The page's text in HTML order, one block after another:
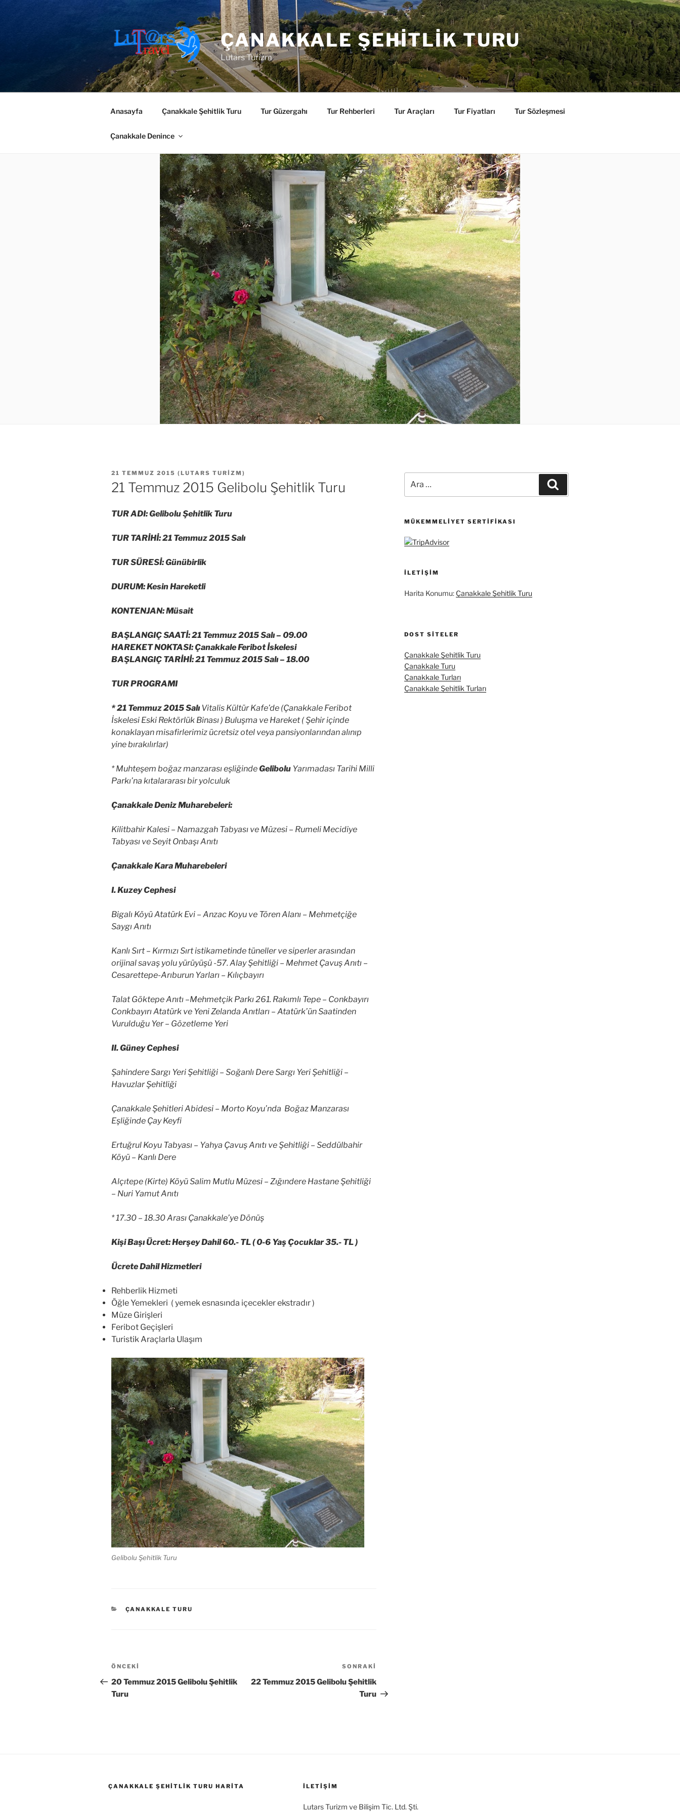
ÇANAKKALE ŞEHITLIK TURU
Lutars Turizm
Anasayfa Çanakkale Şehitlik Turu Tur Güzergahı Tur Rehberleri Tur Araçları Tur Fiyatları Tur Sözleşmesi
Çanakkale Denince
YAYIM
TARIHI
21 TEMMUZ 2015 ( LUTARS TURIZM )
21 Temmuz 2015 Gelibolu Şehitlik Turu
TUR ADI: Gelibolu Şehitlik Turu
TUR TARİHİ: 21 Temmuz 2015 Salı
TUR SÜRESİ: Günübirlik
DURUM: Kesin Hareketli
KONTENJAN: Müsait
BAŞLANGIÇ SAATİ: 21 Temmuz 2015 Salı – 09.00
HAREKET NOKTASI: Çanakkale Feribot İskelesi
BAŞLANGIÇ TARİHİ: 21 Temmuz 2015 Salı – 18.00
TUR PROGRAMI
* 21 Temmuz 2015 Salı Vitalis Kültür Kafe’de (Çanakkale Feribot
İskelesi Eski Rektörlük Binası ) Buluşma ve Hareket ( Şehir içinde
konaklayan misafirlerimiz ücretsiz otel veya pansiyonlarından alınıp
yine bırakılırlar)
* Muhteşem boğaz manzarası eşliğindeGelibolu Yarımadası Tarihi Milli
Parkı’na kıtalararası bir yolculuk
Çanakkale Deniz Muharebeleri:
Kilitbahir Kalesi – Namazgah Tabyası ve Müzesi – Rumeli Mecidiye
Tabyası ve Seyit Onbaşı Anıtı
Çanakkale Kara Muharebeleri
I. Kuzey Cephesi
Bigalı Köyü Atatürk Evi – Anzac Koyu ve Tören Alanı – Mehmetçiğe
Saygı Anıtı
Kanlı Sırt – Kırmızı Sırt istikametinde tüneller ve siperler arasından
orijinal savaş yolu yürüyüşü -57. Alay Şehitliği – Mehmet Çavuş Anıtı –
Cesarettepe-Arıburun Yarları – Kılıçbayırı
Talat Göktepe Anıtı –Mehmetçik Parkı 261. Rakımlı Tepe – Conkbayırı
Conkbayırı Atatürk ve Yeni Zelanda Anıtları – Atatürk’ün Saatinden
Vurulduğu Yer – Gözetleme Yeri
II. Güney Cephesi
Şahindere Sargı Yeri Şehitliği – Soğanlı Dere Sargı Yeri Şehitliği –
Havuzlar Şehitliği
Çanakkale Şehitleri Abidesi – Morto Koyu’nda Boğaz Manzarası
Eşliğinde Çay Keyfi
Ertuğrul Koyu Tabyası – Yahya Çavuş Anıtı ve Şehitliği – Seddülbahir
Köyü – Kanlı Dere
Alçıtepe (Kirte) Köyü Salim Mutlu Müzesi – Zığındere Hastane Şehitliği
– Nuri Yamut Anıtı
* 17.30 – 18.30 Arası Çanakkale’ye Dönüş
Kişi Başı Ücret: Herşey Dahil 60.- TL ( 0-6 Yaş Çocuklar 35.- TL )
Ücrete Dahil Hizmetleri
Rehberlik Hizmeti
Öğle Yemekleri ( yemek esnasında içecekler ekstradır )
Müze Girişleri
Feribot Geçişleri
Turistik Araçlarla Ulaşım
Gelibolu Şehitlik Turu
KATEGORILER
ÇANAKKALE TURU
Yazı
gezinmesi
Önceki
Yazı
ÖNCEKI
20 Temmuz 2015 Gelibolu Şehitlik
Turu
Yazı
SONRAKI
22 Temmuz 2015 Gelibolu Şehitlik
Turu
MÜKEMMELIYET SERTIFIKASI
İLETIŞIM
Harita Konumu: Çanakkale Şehitlik Turu
DOST SITELER
Çanakkale Şehitlik Turu
Çanakkale Turu
Çanakkale Turları
Çanakkale Şehitlik Turları
ÇANAKKALE ŞEHITLIK TURU HARITA İLETİŞİM
Lutars Turizm ve Bilişim Tic. Ltd. Şti.